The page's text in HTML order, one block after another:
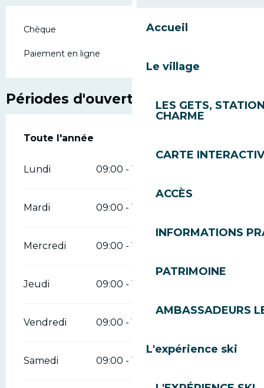
Accueil
Le village
LES GETS,
CHARME
CARTE
ACCÈS
INFORMATIONS
PATRIMOINE
AMBASSADEURS
L'expérience ski
Chèque
Paiement en ligne
Périodes d'ouverture
Toute l'année
Toute l'année
Lundi 09:00 - 12:30
Mardi 09:00 - 12:30
Mercredi 09:00 - 12:30
Jeudi 09:00 - 12:30
Vendredi 09:00 - 12:30
Samedi 09:00 - 12:30